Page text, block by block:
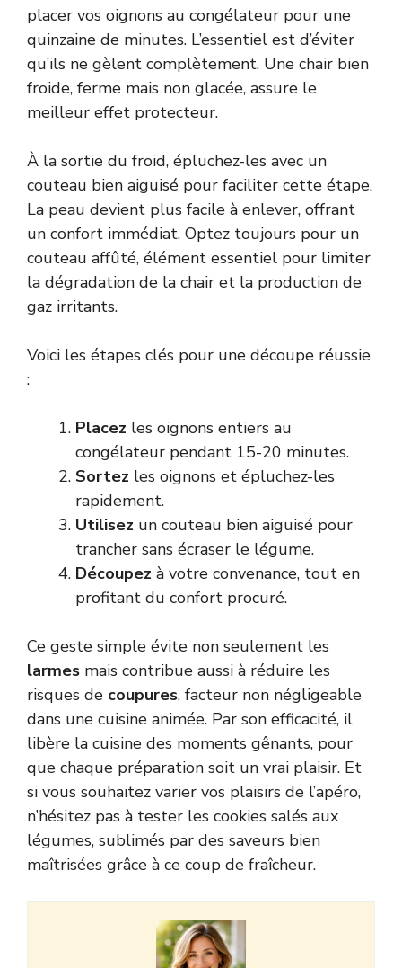
placer vos oignons au congélateur pour une
quinzaine de minutes. L’essentiel est d’éviter
qu’ils ne gèlent complètement. Une chair bien
froide, ferme mais non glacée, assure le
meilleur effet protecteur.
À la sortie du froid, épluchez-les avec un
couteau bien aiguisé pour faciliter cette étape.
La peau devient plus facile à enlever, offrant
un confort immédiat. Optez toujours pour un
couteau affûté, élément essentiel pour limiter
la dégradation de la chair et la production de
gaz irritants.
Voici les étapes clés pour une découpe réussie
:
Placez les oignons entiers au
congélateur pendant 15-20 minutes.
Sortez les oignons et épluchez-les
rapidement.
Utilisez un couteau bien aiguisé pour
trancher sans écraser le légume.
Découpez à votre convenance, tout en
profitant du confort procuré.
Ce geste simple évite non seulement les
larmes mais contribue aussi à réduire les
risques de coupures, facteur non négligeable
dans une cuisine animée. Par son efficacité, il
libère la cuisine des moments gênants, pour
que chaque préparation soit un vrai plaisir. Et
si vous souhaitez varier vos plaisirs de l’apéro,
n’hésitez pas à tester les cookies salés aux
légumes, sublimés par des saveurs bien
maîtrisées grâce à ce coup de fraîcheur.